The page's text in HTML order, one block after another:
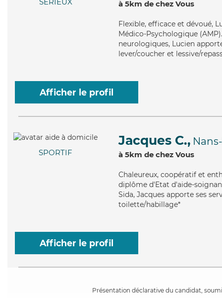
SÉRIEUX à 5km de chez Vous
Flexible, efficace et dévoué,
Médico-Psychologique
neurologiques, Lucien
lever/coucher et lessive/
Afficher le profil
SPORTIF
Jacques C.,
à 5km de chez Vous
Chaleureux, coopératif et
diplôme d'Etat d'aide-
Sida, Jacques apporte ses
toilette/habillage*
Afficher le profil
Présentation déclarative du candidat,